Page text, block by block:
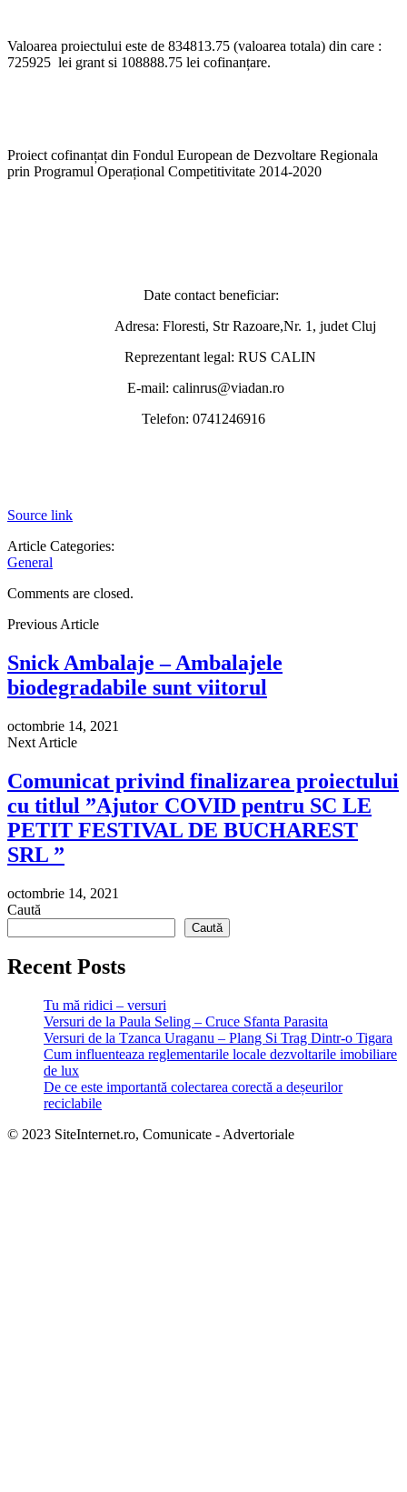
Valoarea proiectului este de 834813.75 (valoarea totala) din care :
725925 lei grant si 108888.75 lei cofinanțare.
Proiect cofinanțat din Fondul European de Dezvoltare Regionala
prin Programul Operațional Competitivitate 2014-2020
Date contact beneficiar:
Adresa: Floresti, Str Razoare,Nr. 1, judet Cluj
Reprezentant legal: RUS CALIN
E-mail: calinrus@viadan.ro
Telefon: 0741246916
Source link
Article Categories:
General
Comments are closed.
Previous Article
Snick Ambalaje – Ambalajele
biodegradabile sunt viitorul
octombrie 14, 2021
Next Article
Comunicat privind finalizarea proiectului
cu titlul ”Ajutor COVID pentru SC LE
PETIT FESTIVAL DE BUCHAREST
SRL ”
octombrie 14, 2021
Caută
Caută
Recent Posts
Tu mă ridici – versuri
Versuri de la Paula Seling – Cruce Sfanta Parasita
Versuri de la Tzanca Uraganu – Plang Si Trag Dintr-o Tigara
Cum influenteaza reglementarile locale dezvoltarile imobiliare
de lux
De ce este importantă colectarea corectă a deșeurilor
reciclabile
© 2023 SiteInternet.ro, Comunicate - Advertoriale